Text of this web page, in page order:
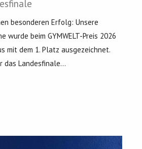
besonderen Erfolg: Unsere
wurde beim GYMWELT-Preis 2026
mit dem 1. Platz ausgezeichnet.
das Landesfinale...